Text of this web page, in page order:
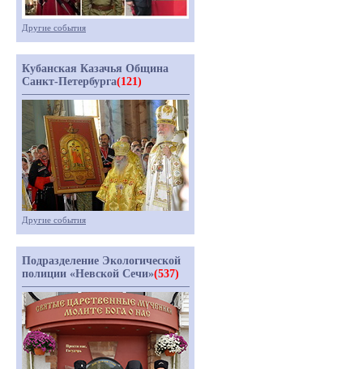
Другие события
Кубанская Казачья Община
Санкт-Петербурга(121)
Другие события
Подразделение Экологической
полиции «Невской Сечи»(537)